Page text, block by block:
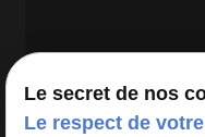
Google Maps
Le secret de nos
Le respect de